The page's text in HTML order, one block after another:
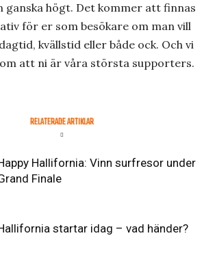
ganska högt. Det kommer att finnas
för er som besökare om man vill
kvällstid eller både ock. Och vi
att ni är våra största supporters.
RELATERADE ARTIKLAR
Hallifornia: Vinn surfresor under
Finale
startar idag – vad händer?